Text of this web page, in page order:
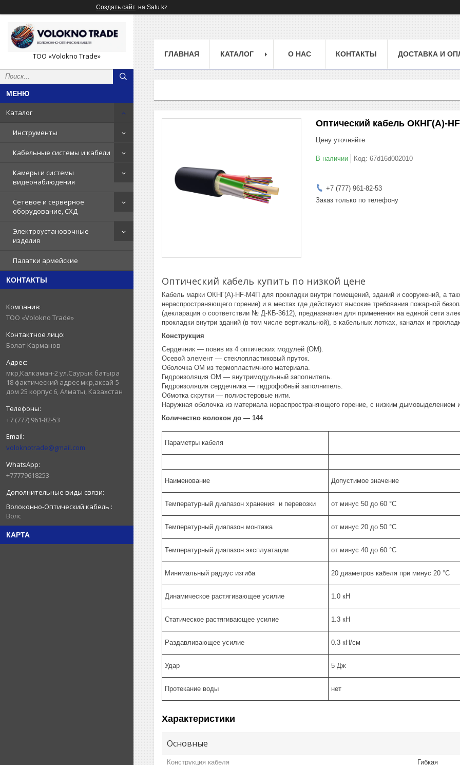
Создать сайт на Satu.kz
ТОО «Volokno Trade»
Каталог
Инструменты
Кабельные системы и кабели
Камеры и системы
видеонаблюдения
Сетевое и серверное
оборудование, СХД
Электроустановочные
изделия
Палатки армейские
КОНТАКТЫ
ТОО «Volokno Trade»
Болат Карманов
мкр,Калкаман-2 ул.Саурык батыра
18 фактический адрес мкр,аксай-5
дом 25 корпус 6, Алматы, Казахстан
+7 (777) 961-82-53
voloknotrade@gmail.com
+77779618253
Волоконно-Оптический кабель
Волс
КАРТА
ГЛАВНАЯ КАТАЛОГ О НАС КОНТАКТЫ ДОСТАВКА И
Оптический кабель ОКНГ(А)-
Цену уточняйте
В наличии Код: 67d16d002010
+7 (777) 961-82-53
Заказ только по телефону
Оптический кабель купить по низкой цене
Кабель марки ОКНГ(А)-HF-М4П для прокладки внутри помещений, зданий и сооружений, а
нераспространяющего горение) и в местах где действуют высокие требования пожарной
(декларация о соответствии № Д-КБ-3612), предназначен для применения на единой сети
прокладки внутри зданий (в том числе вертикальной), в кабельных лотках, каналах и
Конструкция
Сердечник ― повив из 4 оптических модулей (ОМ).
Осевой элемент ― стеклопластиковый пруток.
Оболочка ОМ из термопластичного материала.
Гидроизоляция ОМ ― внутримодульный заполнитель.
Гидроизоляция сердечника ― гидрофобный заполнитель.
Обмотка скрутки ― полиэстеровые нити.
Наружная оболочка из материала нераспространяющего горение, с низким дымовыделением
Количество волокон до — 144
Параметры кабеля
Наименование Допустимое значение
Температурный диапазон хранения и перевозки от минус 50 до 60 °C
Температурный диапазон монтажа от минус 20 до 50 °C
Температурный диапазон эксплуатации от минус 40 до 60 °C
Минимальный радиус изгиба 20 диаметров кабеля при минус 20 °C
Динамическое растягивающее усилие 1.0 кН
Статическое растягивающее усилие 1.3 кН
Раздавливающее усилие 0.3 кН/см
Удар 5 Дж
Протекание воды нет
Характеристики
Основные
Конструкция кабеля Гибкая